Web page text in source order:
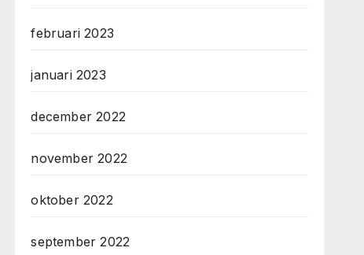
februari 2023
januari 2023
december 2022
november 2022
oktober 2022
september 2022